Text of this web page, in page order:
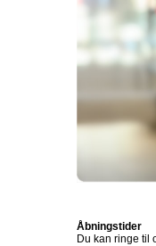
Åbningstider
Du kan ringe til